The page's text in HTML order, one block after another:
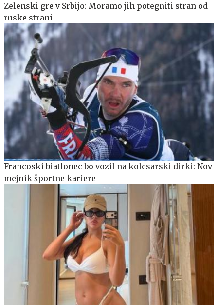
Zelenski gre v Srbijo: Moramo jih potegniti stran od
ruske strani
Francoski biatlonec bo vozil na kolesarski dirki: Nov
mejnik športne kariere